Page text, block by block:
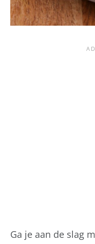
Ga je aan de slag